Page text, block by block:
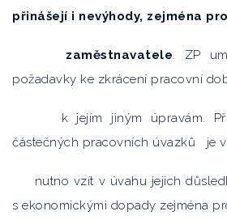
přinášejí i nevýhody, zejména pro
zaměstnavatele . ZP
požadavky ke zkrácení pracovní
k jejím jiným úpravám. Při
částečných pracovních úvazků je
nutno vzít v úvahu jejich
s ekonomickými dopady zejména